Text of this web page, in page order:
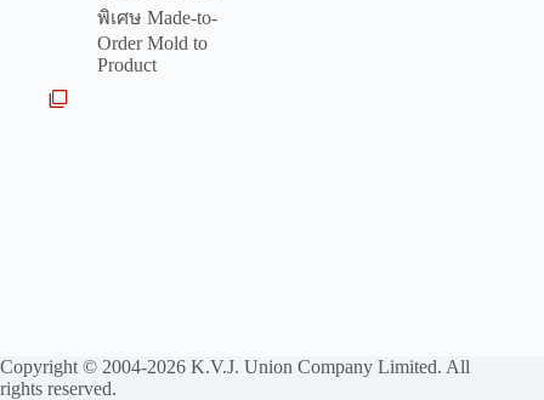
พิเศษ Made-to-
Order Mold to
Product
Copyright © 2004-2026 K.V.J. Union Company Limited. All
rights reserved.